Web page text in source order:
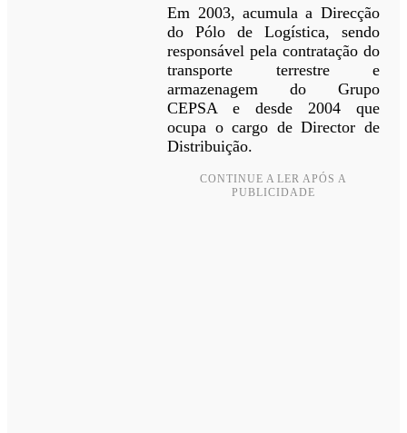
Em 2003, acumula a Direcção
do Pólo de Logística, sendo
responsável pela contratação do
transporte terrestre e
armazenagem do Grupo
CEPSA e desde 2004 que
ocupa o cargo de Director de
Distribuição.
CONTINUE A LER APÓS A
PUBLICIDADE